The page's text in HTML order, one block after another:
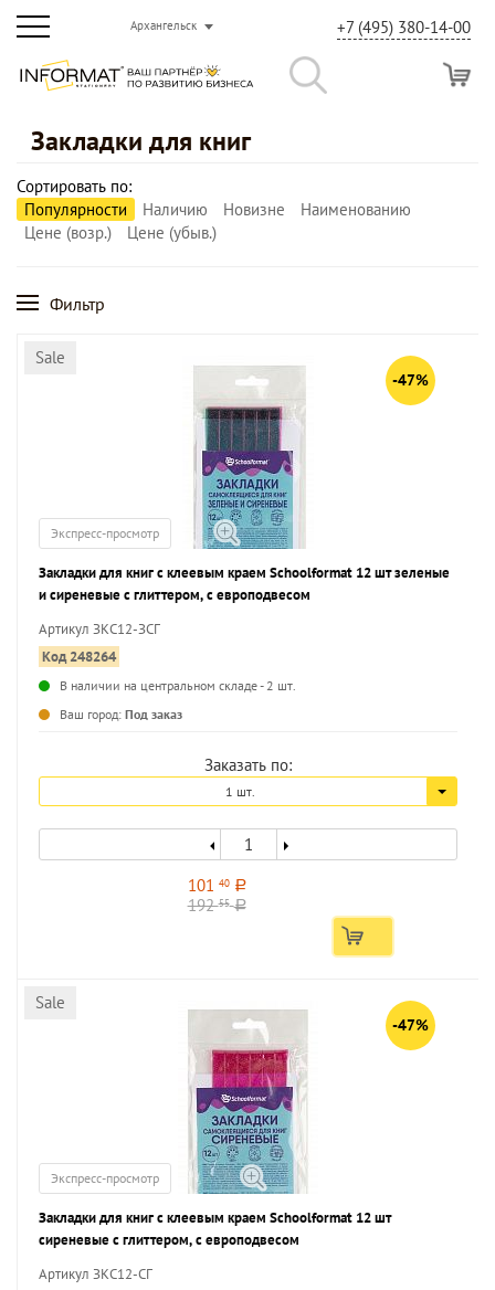
Архангельск +7 (495) 380-14-00
Закладки для книг
Сортировать по:
Популярности
Наличию Новизне
Наименованию
Цене (возр.)
Цене (убыв.)
Фильтр
Sale
-47%
Экспресс-просмотр
Закладки для книг с клеевым краем Schoolformat 12 шт зеленые
и сиреневые с глиттером, с европодвесом
Артикул ЗКС12-ЗСГ
Код 248264
В наличии на центральном складе - 2 шт.
Ваш город: Под заказ
Заказать по:
1 шт.
101 40 a
19255 a
Sale
-47%
Экспресс-просмотр
Закладки для книг с клеевым краем Schoolformat 12 шт
сиреневые с глиттером, с европодвесом
Артикул ЗКС12-СГ